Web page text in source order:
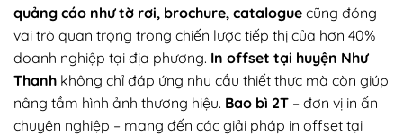
quảng cáo như tờ rơi, brochure, catalogue cũng đóng
vai trò quan trọng trong chiến lược tiếp thị của hơn 40%
doanh nghiệp tại địa phương. In offset tại huyện Như
Thanh không chỉ đáp ứng nhu cầu thiết thực mà còn giúp
nâng tầm hình ảnh thương hiệu. Bao bì 2T – đơn vị in ấn
chuyên nghiệp – mang đến các giải pháp in offset tại